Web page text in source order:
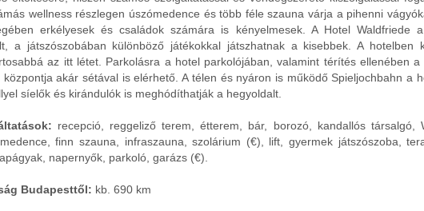
wellness részlegen úszómedence és több féle szauna várja a pihenni
erkélyesek és családok számára is kényelmesek. A Hotel Waldfriede
a játszószobában különböző játékokkal játszhatnak a kisebbek. A hotelben
az itt létet. Parkolásra a hotel parkolójában, valamint térítés ellenében a
központja akár sétával is elérhető. A télen és nyáron is működő Spieljochbahn a
síelők és kirándulók is meghódíthatják a hegyoldalt.
recepció, reggeliző terem, étterem, bár, borozó, kandallós társalgó,
finn szauna, infraszauna, szolárium (€), lift, gyermek játszószoba,
napernyők, parkoló, garázs (€).
Budapesttől: kb. 690 km